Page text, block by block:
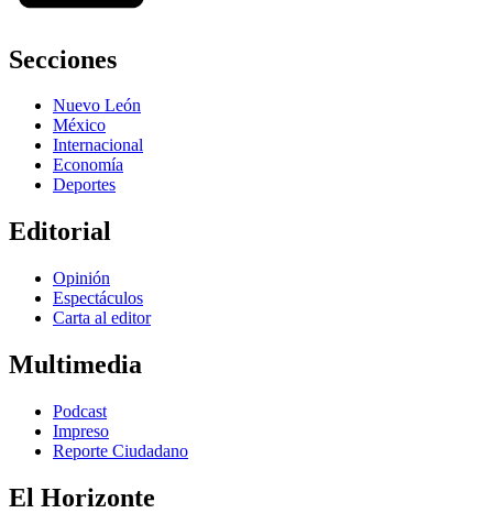
Secciones
Nuevo León
México
Internacional
Economía
Deportes
Editorial
Opinión
Espectáculos
Carta al editor
Multimedia
Podcast
Impreso
Reporte Ciudadano
El Horizonte